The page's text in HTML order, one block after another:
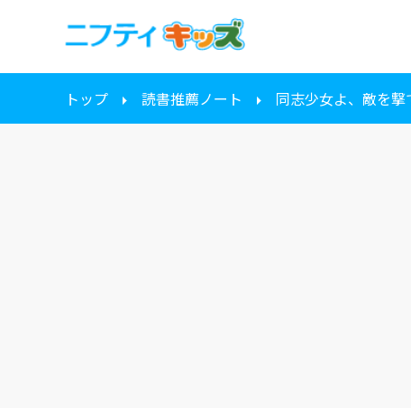
トップ 読書推薦ノート 同志少女よ、敵を撃